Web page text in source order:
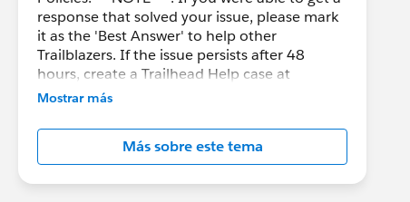
response that solved your issue, please mark
it as the 'Best Answer' to help other
Trailblazers. If the issue persists after 48
hours, create a Trailhead Help case at
https://help.salesforce.com/s/support
Mostrar más
Más sobre este tema